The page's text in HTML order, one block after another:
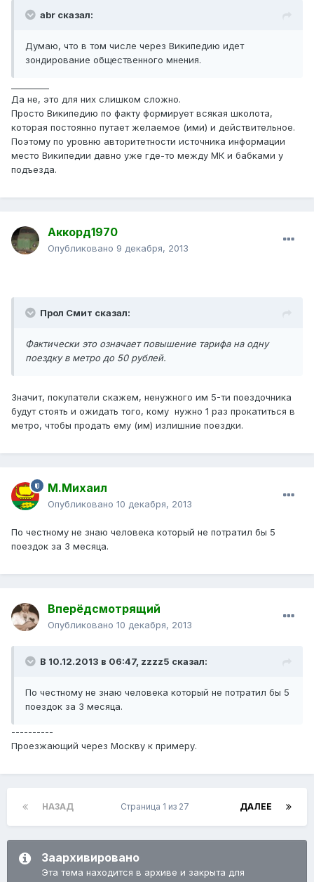
abr сказал:
Думаю, что в том числе через Википедию идет
зондирование общественного мнения.
Да не, это для них слишком сложно.
Просто Википедию по факту формирует всякая школота,
которая постоянно путает желаемое (ими) и действительное.
Поэтому по уровню авторитетности источника информации
место Википедии давно уже где-то между МК и бабками у
подъезда.
Аккорд1970
Опубликовано 9 декабря, 2013
Прол Смит сказал:
Фактически это означает повышение тарифа на одну
поездку в метро до 50 рублей.
Значит, покупатели скажем, ненужного им 5-ти поездочника
будут стоять и ожидать того, кому нужно 1 раз прокатиться в
метро, чтобы продать ему (им) излишние поездки.
М.Михаил
Опубликовано 10 декабря, 2013
По честному не знаю человека который не потратил бы 5
поездок за 3 месяца.
Вперёдсмотрящий
Опубликовано 10 декабря, 2013
В 10.12.2013 в 06:47, zzzz5 сказал:
По честному не знаю человека который не потратил бы 5
поездок за 3 месяца.
----------
Проезжающий через Москву к примеру.
НАЗАД ДАЛЕЕ
Страница 1 из 27
Заархивировано
Эта тема находится в архиве и закрыта для